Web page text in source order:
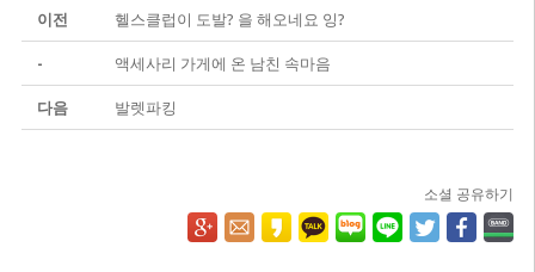
이전 헬스클럽이 도발? 을 해오네요 잉?
- 액세사리 가게에 온 남친 속마음
다음 발렛파킹
소셜 공유하기